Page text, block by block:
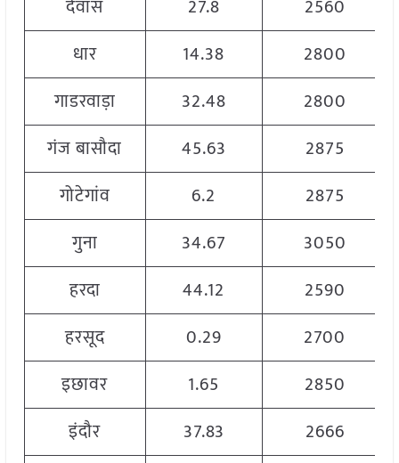
देवास
27.8
2560
धार
14.38
2800
गाडरवाड़ा
32.48
2800
गंज बासौदा
45.63
2875
गोटेगांव
6.2
2875
गुना
34.67
3050
हरदा
44.12
2590
हरसूद
0.29
2700
इछावर
1.65
2850
इंदौर
37.83
2666